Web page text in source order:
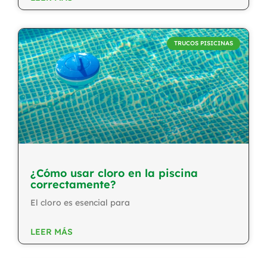
TRUCOS PISICINAS
¿Cómo usar cloro en la piscina
correctamente?
El cloro es esencial para
LEER MÁS